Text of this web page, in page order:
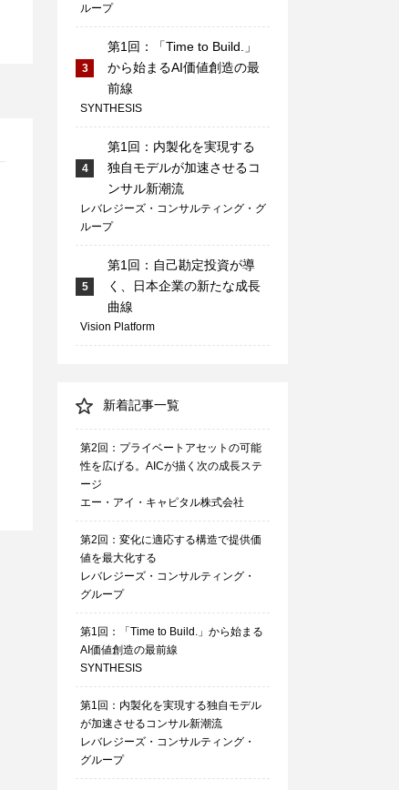
ループ
3
第1回：「Time to Build.」
から始まるAI価値創造の最
前線
SYNTHESIS
4
第1回：内製化を実現する
独自モデルが加速させるコ
ンサル新潮流
レバレジーズ・コンサルティング・グ
ループ
5
第1回：自己勘定投資が導
く、日本企業の新たな成長
曲線
Vision Platform
新着記事一覧
第2回：プライベートアセットの可能
性を広げる。AICが描く次の成長ステ
ージ
エー・アイ・キャピタル株式会社
第2回：変化に適応する構造で提供価
値を最大化する
レバレジーズ・コンサルティング・
グループ
第1回：「Time to Build.」から始まる
AI価値創造の最前線
SYNTHESIS
第1回：内製化を実現する独自モデル
が加速させるコンサル新潮流
レバレジーズ・コンサルティング・
グループ